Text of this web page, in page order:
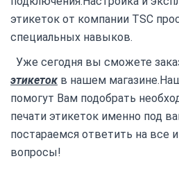
этикеток от компании TSC
специальных навыков.
Уже сегодня вы сможете
этикеток в нашем
помогут Вам подобрать
печати этикеток именно под
постараемся ответить на все
вопросы!